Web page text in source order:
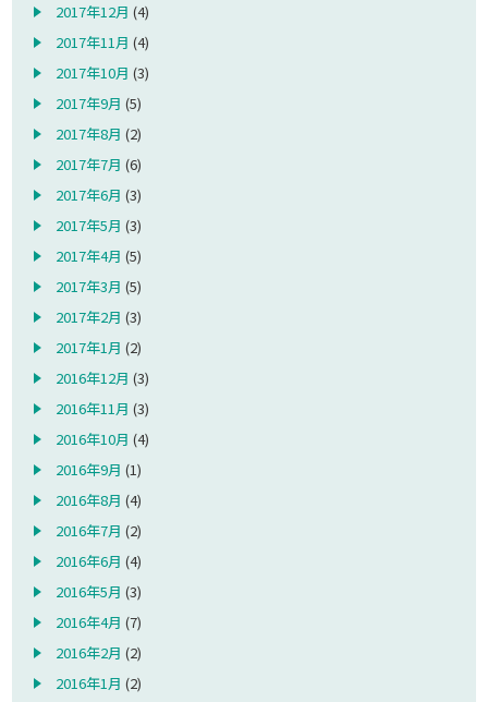
2017年12月 (4)
2017年11月 (4)
2017年10月 (3)
2017年9月 (5)
2017年8月 (2)
2017年7月 (6)
2017年6月 (3)
2017年5月 (3)
2017年4月 (5)
2017年3月 (5)
2017年2月 (3)
2017年1月 (2)
2016年12月 (3)
2016年11月 (3)
2016年10月 (4)
2016年9月 (1)
2016年8月 (4)
2016年7月 (2)
2016年6月 (4)
2016年5月 (3)
2016年4月 (7)
2016年2月 (2)
2016年1月 (2)